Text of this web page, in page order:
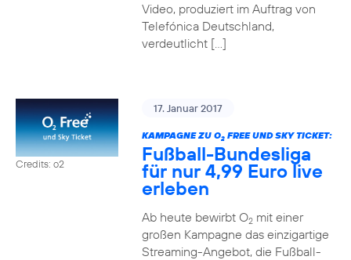
Video, produziert im Auftrag von
Telefónica Deutschland,
verdeutlicht […]
Credits: o2
17. Januar 2017
KAMPAGNE ZU O2FREE UND SKY TICKET:
Fußball-Bundesliga
für nur 4,99 Euro live
erleben
Ab heute bewirbt O2mit einer
großen Kampagne das einzigartige
Streaming-Angebot, die Fußball-